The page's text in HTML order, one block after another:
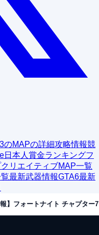
のMAPの詳細攻略情報競
日本人賞金ランキングフ
クリエイティブMAP一覧
最新武器情報GTA6最新